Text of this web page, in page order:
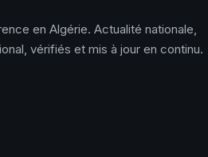
en Algérie. Actualité nationale,
vérifiés et mis à jour en continu.